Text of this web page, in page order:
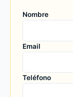
Nombre
Email
Teléfono